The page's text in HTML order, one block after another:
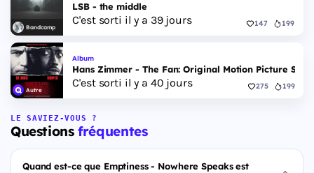
Bandcamp
LSB - the middle
C'est sorti il y a 39 jours 147 199
Autre
Album
Hans Zimmer - The Fan: Original Motion Picture
C'est sorti il y a 40 jours 275 199
LE SAVIEZ-VOUS ?
Questionsfréquentes
Quand est-ce que Emptiness - Nowhere Speaks est